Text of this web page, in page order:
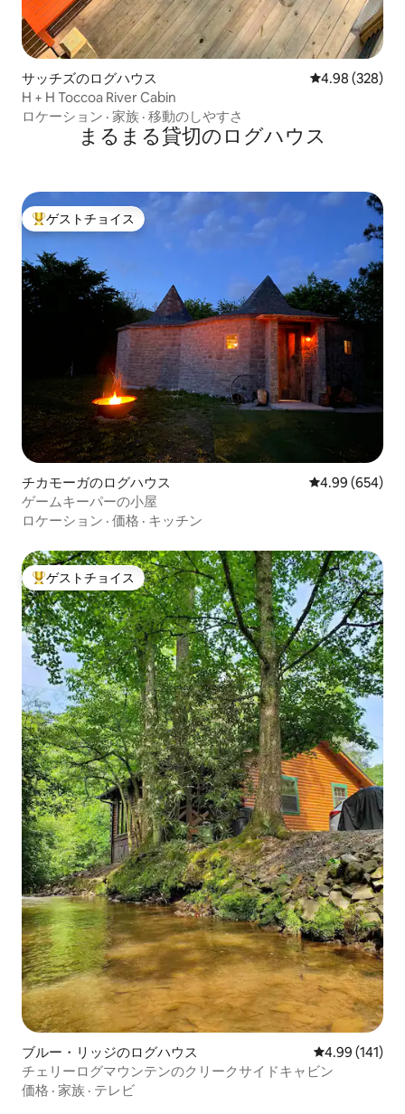
サッチズのログハウス レビュー328
4.98 (328)
H + H Toccoa River Cabin
ロケーション · 家族 · 移動のしやすさ
まるまる貸切のログハウス
大好評のゲストチョイスです。
ゲストチョイス
チカモーガのログハウス レビュー654
4.99 (654)
ゲームキーパーの小屋
ロケーション · 価格 · キッチン
大好評のゲストチョイスです。
ゲストチョイス
ブルー・リッジのログハウス レビュー141
4.99 (141)
チェリーログマウンテンのクリークサイドキャビン
価格 · 家族 · テレビ